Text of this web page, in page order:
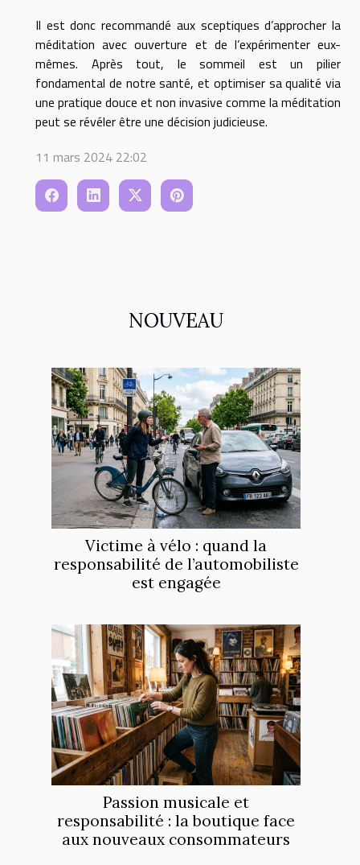
NOUVEAU
Victime à vélo : quand la
responsabilité de l’automobiliste
est engagée
Passion musicale et
responsabilité : la boutique face
aux nouveaux consommateurs
Il est donc recommandé aux sceptiques d’approcher la
méditation avec ouverture et de l’expérimenter eux-
mêmes. Après tout, le sommeil est un pilier
fondamental de notre santé, et optimiser sa qualité via
une pratique douce et non invasive comme la méditation
peut se révéler être une décision judicieuse.
11 mars 2024 22:02